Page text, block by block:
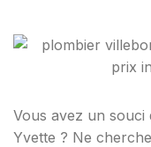
Vous avez un
Yvette ? Ne